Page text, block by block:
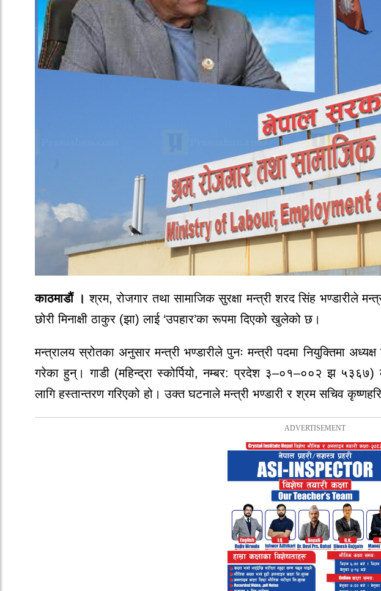
काठमाडौं । श्रम, रोजगार तथा सामाजिक सुरक्षा मन्त्री शरद सिंह भण्डारीले
छोरी मिनाक्षी ठाकुर (झा) लाई ‘उपहार’का रूपमा दिएको खुलेको छ।
मन्त्रालय स्रोतका अनुसार मन्त्री भण्डारीले पुनः मन्त्री पदमा नियुक्तिमा
गरेका हुन्। गाडी (महिन्द्रा स्कोर्पियो, नम्बर: प्रदेश ३–०१–००२ झ
लागि हस्तान्तरण गरिएको हो।उक्त घटनाले मन्त्री भण्डारी र श्रम सचिव